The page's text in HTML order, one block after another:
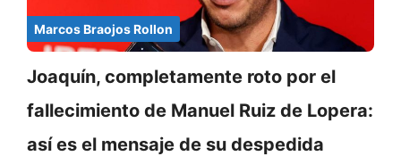
Marcos Braojos Rollon
Joaquín, completamente roto por el
fallecimiento de Manuel Ruiz de Lopera:
así es el mensaje de su despedida